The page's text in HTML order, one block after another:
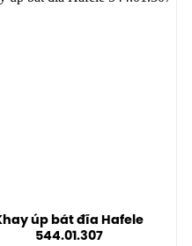
úp bát đĩa Hafele
544.01.307